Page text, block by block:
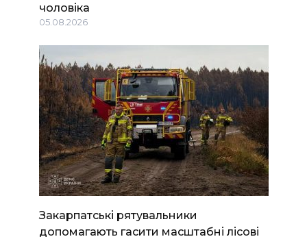
чоловіка
05.08.2026
Закарпатські рятувальники
допомагають гасити масштабні лісові